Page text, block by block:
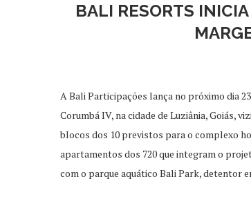
BALI RESORTS
A Bali Participações lança no próximo dia
Corumbá IV, na cidade de Luziânia, Goiás,
blocos dos 10 previstos para o complexo
apartamentos dos 720 que integram o
com o parque aquático Bali Park, detentor